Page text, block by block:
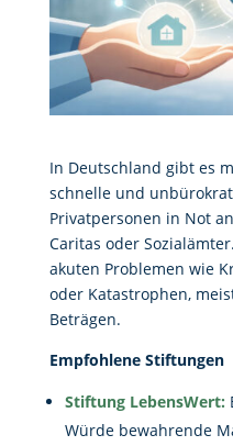
In Deutschland gibt es
schnelle und
Privatpersonen in Not
Caritas oder
akuten Problemen wie
oder Katastrophen,
Beträgen.
Empfohlene Stiftungen
Stiftung LebensWert:
Würde bewahrende